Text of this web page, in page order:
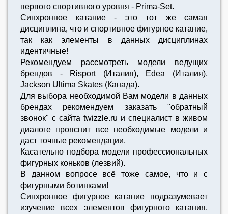
первого спортивного уровня - Prima-Set.
Синхронное катание - это тот же самая
дисциплина, что и спортивное фигурное катание,
так как элементы в данных дисциплинах
идентичные!
Рекомендуем рассмотреть модели ведущих
брендов - Risport (Италия), Edea (Италия),
Jackson Ultima Skates (Канада).
Для выбора необходимой Вам модели в данных
брендах рекомендуем заказать "обратный
звонок" с сайта twizzle.ru и специалист в живом
диалоге прояснит все необходимые модели и
даст точные рекомендации.
Касательно подбора модели профессиональных
фигурных коньков (лезвий).
В данном вопросе всё тоже самое, что и с
фигурными ботинками!
Синхронное фигурное катание подразумевает
изучение всех элементов фигурного катания,